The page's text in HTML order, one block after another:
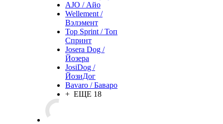
AJO / Айо
Wellement /
Вэлэмент
Top Sprint / Топ
Спринт
Josera Dog /
Йозера
JosiDog /
ЙозиДог
Bavaro / Баваро
+ ЕЩЕ 18